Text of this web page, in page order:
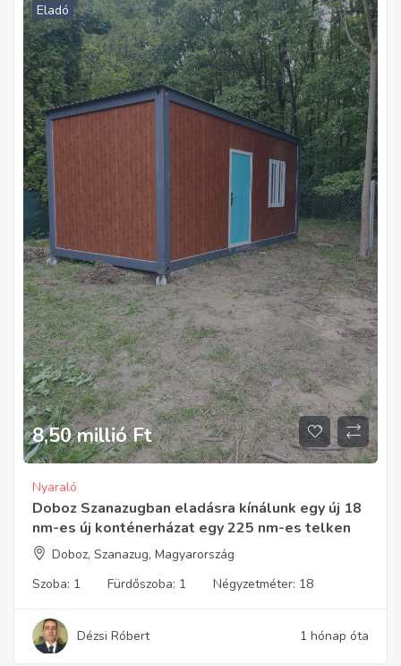
Eladó
8,50 millió Ft
Nyaraló
Doboz Szanazugban eladásra kínálunk egy új 18
nm-es új konténerházat egy 225 nm-es telken
Doboz, Szanazug, Magyarország
Szoba: 1 Fürdőszoba: 1 Négyzetméter: 18
Dézsi Róbert 1 hónap óta